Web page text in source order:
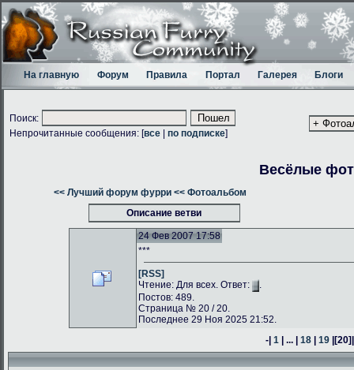
На главную Форум Правила Портал Галерея Блоги
Поиск:
Непрочитанные сообщения: [все по подписке]
Весёлые
<< Лучший форум фурри << Фотоальбом
Описание ветви
24 Фев 2007 17:58
***
[RSS]
Чтение: Для всех. Ответ:
.
Постов: 489.
Страница № 20 / 20.
Последнее 29 Ноя 2025 21:52.
-| 1 | ... | 18 | 19 |[20]